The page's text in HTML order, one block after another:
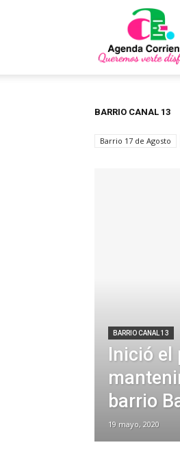
Corrientes
BARRIO CANAL 13
Barrio 17 de Agosto
BARRIO CANAL 13
Inició el
barrio
19 mayo, 2020